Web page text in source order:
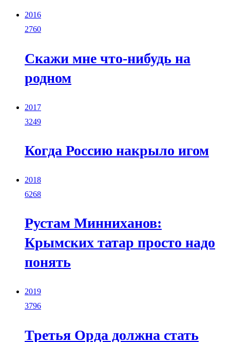
2016
2760
Скажи мне что-нибудь на
родном
2017
3249
Когда Россию накрыло игом
2018
6268
Рустам Минниханов:
Крымских татар просто надо
понять
2019
3796
Третья Орда должна стать